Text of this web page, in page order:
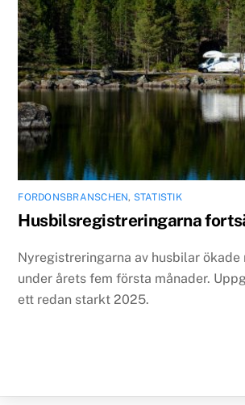
FORDONSBRANSCHEN, STATISTIK
Husbilsregistreringarna
Nyregistreringarna av husbilar
under årets fem första månader.
ett redan starkt 2025.